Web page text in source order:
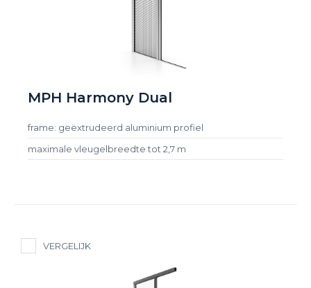
MPH Harmony Dual
frame: geëxtrudeerd aluminium profiel
maximale vleugelbreedte tot 2,7 m
VERGELIJK